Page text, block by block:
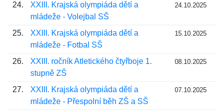
24.
XXIII. Krajská olympiáda dětí a
mládeže - Volejbal SŠ
24.10.2025
25.
XXIII. Krajská olympiáda dětí a
mládeže - Fotbal SŠ
15.10.2025
26.
XXIII. ročník Atletického čtyřboje 1.
stupně ZŠ
08.10.2025
27.
XXIII. Krajská olympiáda dětí a
mládeže - Přespolní běh ZŠ a SŠ
07.10.2025